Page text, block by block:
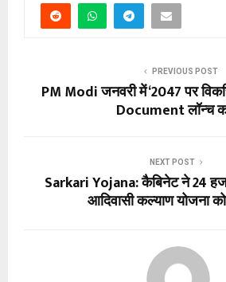
PREVIOUS POST
PM Modi जनवरी में ‘2047 पर
Document लॉन्च
NEXT POST
Sarkari Yojana: कैबिनेट ने 24
आदिवासी कल्याण योजना